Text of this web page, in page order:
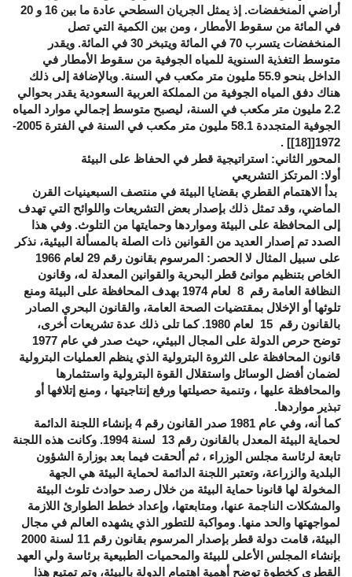
أراضي المنخفضات. إذ يمثل الجريان السطحي عادة ما بين 16 و 20
في المائة من سقوط الأمطار ، ومن بين الكمية التي تصل
المنخفضات يتسرب 70 في المائة ويتبخر 30 في المائة. ويقدر
متوسط التغذية السنوية للمياه الجوفية من سقوط الأمطار في
الداخل بنحو 55.9 مليون متر مكعب في السنة. وبالإضافة إلى ذلك
هناك دفق المياه الجوفية من المملكة العربية السعودية يقدر بحوالي
2.2 مليون متر مكعب في السنة، ليصبح متوسط إجمالي موارد المياه
الجوفية المتجددة 58.1 مليون متر مكعب في السنة في الفترة 2005-
1972[
[18]
] .
المحور الثاني: استراتيجية قطر في الحفاظ على البيئة
أولا: المرتكز التشريعي
بدأ الاهتمام القطري بقضايا البيئة في منتصف السبعينيات القرن
الماضي، وقد تمثل ذلك بإصدار بعض التشريعات واللوائح التي تهدف
إلى المحافظة على البيئة ومواردها وحمايتها من التلوث. وفي هذا
الصدد تم إصدار العديد من القوانين ذات الصلة بالمسألة البيئية، نذكر
على سبيل المثال لا الحصر: المرسوم بقانون رقم 29 لعام 1966
الخاص بتنظيم موانئ قطر البحرية والقوانين المعدلة له، وقانون
النظافة العامة رقم 8 لعام 1974 بهدف المحافظة على البيئة ومنع
تلوثها أو الإخلال بمقتضيات الصحة العامة، والقانون البحري الصادر
بالقانون رقم 15 لعام 1980. كما تلى ذلك عدة تشريعات أخرى،
توضح حرص الدولة على المجال البيئي، حيث صدر في عام 1977
قانون المحافظة على الثروة البترولية الذي ينظم العمليات البترولية
لضمان أفضل الوسائل واستقلال القوة البترولية واستثمارها
والمحافظة عليها ، وتنمية حصيلتها ورفع إنتاجيتها ، ومنع إتلافها أو
تبذير مواردها.
كما أنه، وفي عام 1981 صدر القانون رقم 4 بإنشاء اللجنة الدائمة
لحماية البيئة المعدل بالقانون رقم 13 لسنة 1994. وكانت هذه اللجنة
تابعة لرئاسة مجلس الوزراء ، ثم ألحقت فيما بعد بوزارة الشؤون
البلدية والزراعة، وتعتبر اللجنة الدائمة لحماية البيئة هي الجهة
المخولة لها قانونا حماية البيئة من خلال رصد حوادث تلوث البيئة
والمشكلات الناجمة عنها، ومتابعتها، وإعداد خطط الطوارئ اللازمة
لمواجهتها والحد منها. ومواكبة للتطور الذي يشهده العالم في مجال
البيئة، قامت دولة قطر بإصدار المرسوم بقانون رقم 11 لسنة 2000
بإنشاء المجلس الأعلى للبيئة والمحميات الطبيعية برئاسة ولي العهد
القطري كخطوة توضح أهمية اهتمام الدولة بالبيئة، وتم تمتيع هذا